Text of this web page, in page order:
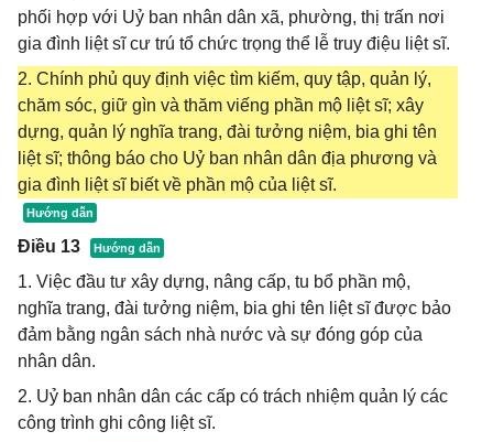
phối hợp với Uỷ ban nhân dân xã, phường, thị trấn nơi
gia đình liệt sĩ cư trú tổ chức trọng thể lễ truy điệu liệt sĩ.
2. Chính phủ quy định việc tìm kiếm, quy tập, quản lý,
chăm sóc, giữ gìn và thăm viếng phần mộ liệt sĩ; xây
dựng, quản lý nghĩa trang, đài tưởng niệm, bia ghi tên
liệt sĩ; thông báo cho Uỷ ban nhân dân địa phương và
gia đình liệt sĩ biết về phần mộ của liệt sĩ.
Điều 13
1. Việc đầu tư xây dựng, nâng cấp, tu bổ phần mộ,
nghĩa trang, đài tưởng niệm, bia ghi tên liệt sĩ được bảo
đảm bằng ngân sách nhà nước và sự đóng góp của
nhân dân.
2. Uỷ ban nhân dân các cấp có trách nhiệm quản lý các
công trình ghi công liệt sĩ.